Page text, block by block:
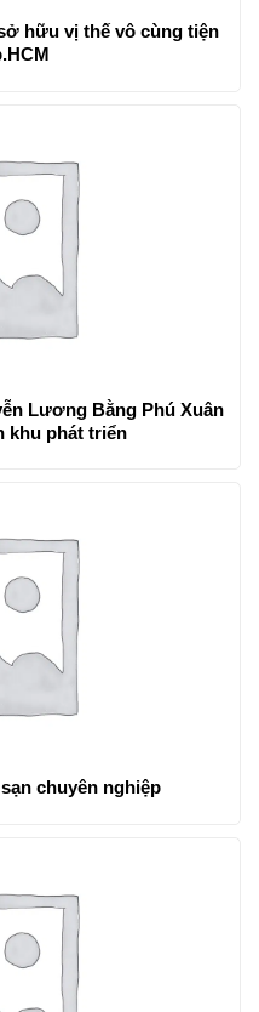
hữu vị thế vô cùng tiện
Lương Bằng Phú Xuân
khu phát triển
chuyên nghiệp